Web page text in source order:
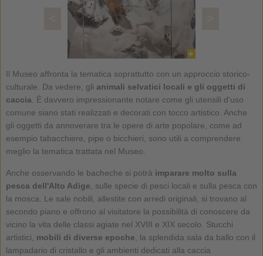
Il Museo affronta la tematica soprattutto con un approccio storico-
culturale. Da vedere, gli animali selvatici locali e gli oggetti di
caccia . È davvero impressionante notare come gli utensili d'uso
comune siano stati realizzati e decorati con tocco artistico. Anche
gli oggetti da annoverare tra le opere di arte popolare, come ad
esempio tabacchiere, pipe o bicchieri, sono utili a comprendere
meglio la tematica trattata nel Museo.
Anche osservando le bacheche si potrà imparare molto sulla
pesca dell'Alto Adige , sulle specie di pesci locali e sulla pesca con
la mosca. Le sale nobili, allestite con arredi originali, si trovano al
secondo piano e offrono al visitatore la possibilità di conoscere da
vicino la vita delle classi agiate nel XVIII e XIX secolo. Stucchi
artistici, mobili di diverse epoche , la splendida sala da ballo con il
lampadario di cristallo e gli ambienti dedicati alla caccia